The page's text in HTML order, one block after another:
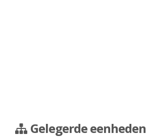
Gelegerde eenheden